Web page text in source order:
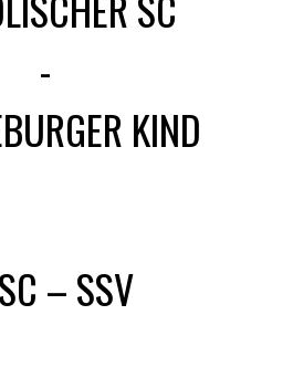
-
KIND
– SSV